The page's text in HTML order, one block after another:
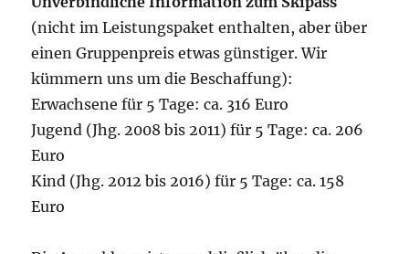
(nicht im Leistungspaket enthalten, aber über
einen Gruppenpreis etwas günstiger. Wir
kümmern uns um die Beschaffung):
Erwachsene für 5 Tage: ca. 316 Euro
Jugend (Jhg. 2008 bis 2011) für 5 Tage: ca. 206
Euro
Kind (Jhg. 2012 bis 2016) für 5 Tage: ca. 158
Euro